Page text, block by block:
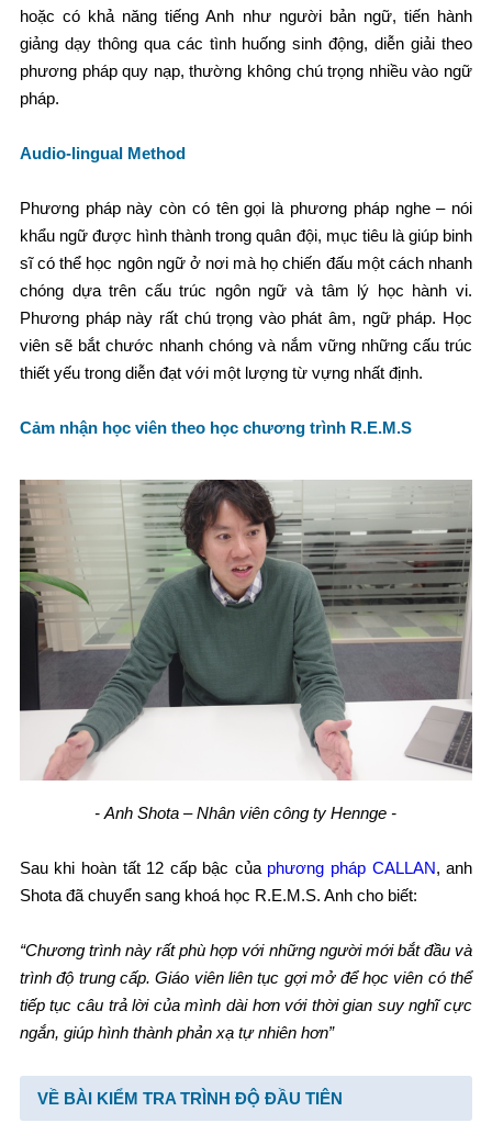
hoặc có khả năng tiếng Anh như người bản ngữ, tiến hành
giảng dạy thông qua các tình huống sinh động, diễn giải theo
phương pháp quy nạp, thường không chú trọng nhiều vào ngữ
pháp.
Audio-lingual Method
Phương pháp này còn có tên gọi là phương pháp nghe – nói
khẩu ngữ được hình thành trong quân đội, mục tiêu là giúp binh
sĩ có thể học ngôn ngữ ở nơi mà họ chiến đấu một cách nhanh
chóng dựa trên cấu trúc ngôn ngữ và tâm lý học hành vi.
Phương pháp này rất chú trọng vào phát âm, ngữ pháp. Học
viên sẽ bắt chước nhanh chóng và nắm vững những cấu trúc
thiết yếu trong diễn đạt với một lượng từ vựng nhất định.
Cảm nhận học viên theo học chương trình R.E.M.S
- Anh Shota – Nhân viên công ty Hennge -
Sau khi hoàn tất 12 cấp bậc của phương pháp CALLAN, anh
Shota đã chuyển sang khoá học R.E.M.S. Anh cho biết:
“Chương trình này rất phù hợp với những người mới bắt đầu và
trình độ trung cấp. Giáo viên liên tục gợi mở để học viên có thể
tiếp tục câu trả lời của mình dài hơn với thời gian suy nghĩ cực
ngắn, giúp hình thành phản xạ tự nhiên hơn”
VỀ BÀI KIỂM TRA TRÌNH ĐỘ ĐẦU TIÊN